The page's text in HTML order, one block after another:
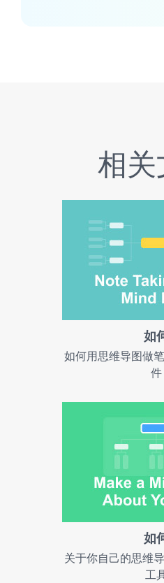
相
如
如何用思维导图做
件
如
关于你自己的思维
工